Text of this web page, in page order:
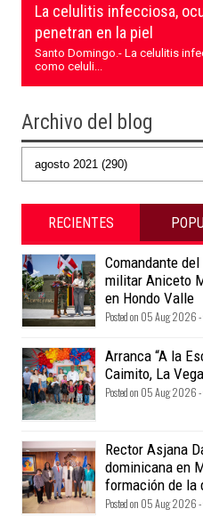
La celulitis infecciosa,
penetran en la piel
Santo Domingo.- La celulitis
como celuli...
Archivo del blog
RECIENTES
Comandante
militar Aniceto
en Hondo Valle
Posted on 05 Aug 2026 -
Arranca “A la
Caimito, La Vega
Posted on 05 Aug 2026 -
Rector Asjana
dominicana en
formación de la
Posted on 05 Aug 2026 -